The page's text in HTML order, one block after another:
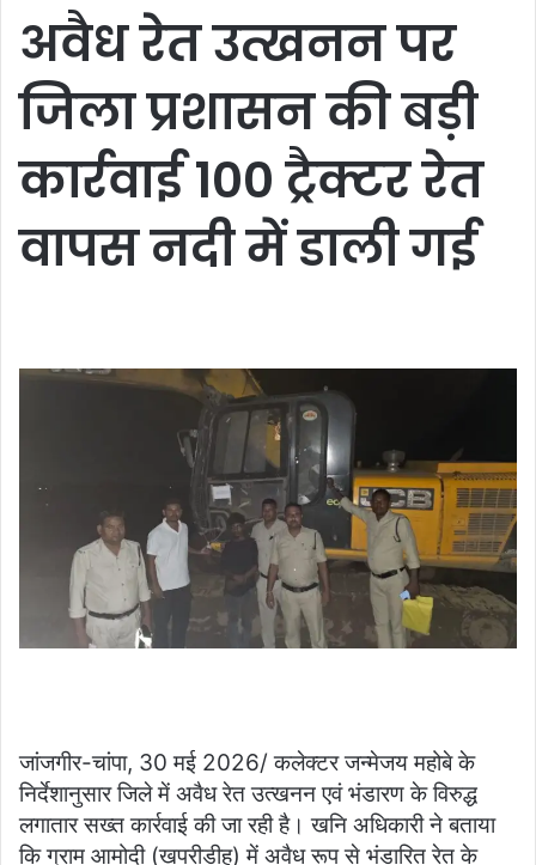
अवैध रेत उत्खनन पर
जिला प्रशासन की बड़ी
कार्रवाई 100 ट्रैक्टर रेत
वापस नदी में डाली गई
जांजगीर-चांपा, 30 मई 2026/ कलेक्टर जन्मेजय महोबे के
निर्देशानुसार जिले में अवैध रेत उत्खनन एवं भंडारण के विरुद्ध
लगातार सख्त कार्रवाई की जा रही है। खनि अधिकारी ने बताया
कि ग्राम आमोदी (खपरीडीह) में अवैध रूप से भंडारित रेत के